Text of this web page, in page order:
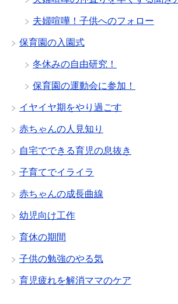
夫婦喧嘩！子供へのフォロー
保育園の入園式
冬休みの自由研究！
保育園の運動会に参加！
イヤイヤ期をやり過ごす
赤ちゃんの人見知り
自宅でできる育児の息抜き
子育てでイライラ
赤ちゃんの成長曲線
幼児向け工作
育休の期間
子供の勉強のやる気
育児疲れを解消ママのケア